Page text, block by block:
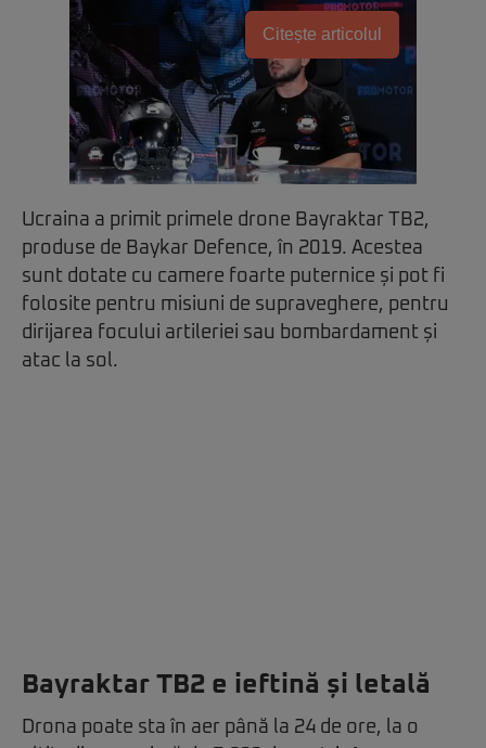
Citește articolul
Ucraina a primit primele drone Bayraktar TB2,
produse de Baykar Defence, în 2019. Acestea
sunt dotate cu camere foarte puternice și pot fi
folosite pentru misiuni de supraveghere, pentru
dirijarea focului artileriei sau bombardament și
atac la sol.
Bayraktar TB2 e ieftină și letală
Drona poate sta în aer până la 24 de ore, la o